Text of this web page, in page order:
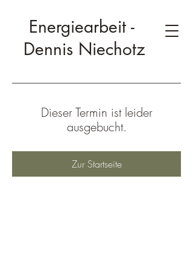
Energiearbeit -
Dennis Niechotz
Dieser Termin ist leider
ausgebucht.
Zur Startseite